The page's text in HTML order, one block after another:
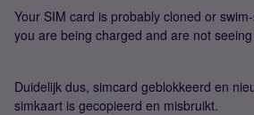
Your SIM card is probably cloned or
you are being charged and are not
Duidelijk dus, simcard geblokkeerd en
simkaart is gecopieerd en misbruikt.